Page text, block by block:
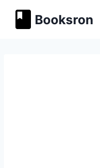
содержимому
Booksron